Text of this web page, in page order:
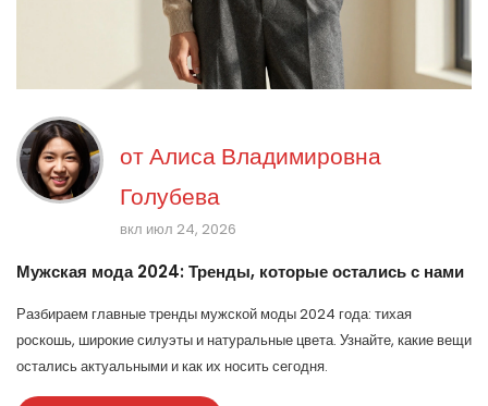
отАлиса Владимировна
Голубева
вкл июл 24, 2026
Мужская мода 2024: Тренды, которые остались с нами
Разбираем главные тренды мужской моды 2024 года: тихая
роскошь, широкие силуэты и натуральные цвета. Узнайте, какие вещи
остались актуальными и как их носить сегодня.